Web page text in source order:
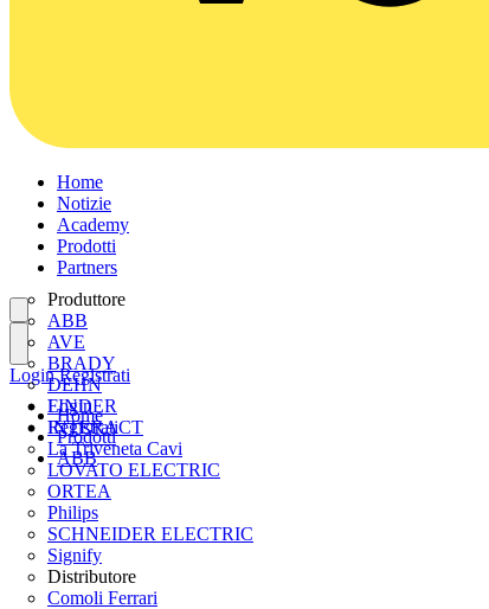
Home
Notizie
Academy
Prodotti
Partners
Produttore
ABB
AVE
BRADY
DEHN
FINDER
INTERACT
La Triveneta Cavi
LOVATO ELECTRIC
ORTEA
Philips
SCHNEIDER ELECTRIC
Signify
Distributore
Comoli Ferrari
Login
Registrati
Login Registrati
Home
Prodotti
ABB